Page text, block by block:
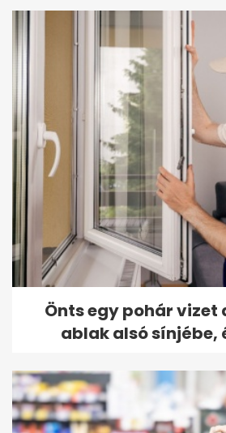
Önts egy pohár vizet
ablak alsó sínjébe,